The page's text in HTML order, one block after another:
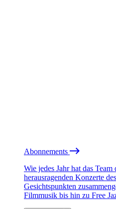
Abonnements
Wie jedes Jahr hat das
herausragenden Konzerte
Gesichtspunkten
Filmmusik bis hin zu Free